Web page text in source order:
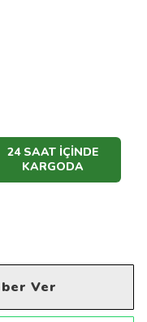
24 SAAT İÇİNDE
KARGODA
Ver